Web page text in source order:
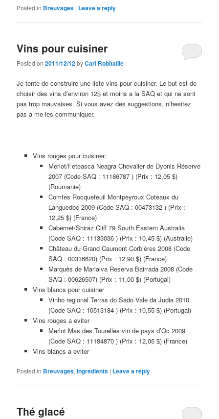
Posted in Breuvages | Leave a reply
Vins pour cuisiner
Posted on2011/12/12byCarl Robitaille
Je tente de construire une liste vins pour cuisiner. Le but est de
choisir des vins d’environ 12$ et moins a la SAQ et qui ne sont
pas trop mauvaises. Si vous avez des suggestions, n’hesitez
pas a me les communiquer.
Vins rouges pour cuisiner:
Merlot/Feteasca Neagra Chevalier de Dyonis Réserve
2007 (Code SAQ : 11186787 ) (Prix : 12,05 $)
(Roumanie)
Comtes Rocquefeuil Montpeyroux Coteaux du
Languedoc 2009 (Code SAQ : 00473132 ) (Prix :
12,25 $) (France)
Cabernet/Shiraz Cliff 79 South Eastern Australia
(Code SAQ : 11133036 ) (Prix : 10,45 $) (Australie)
Château du Grand Caumont Corbières 2008 (Code
SAQ : 00316620) (Prix : 12,90 $) (France)
Marquês de Marialva Reserva Bairrada 2008 (Code
SAQ : 00626507) (Prix : 11,00 $) (Portugal)
Vins blancs pour cuisiner
Vinho regional Terras do Sado Vale da Judia 2010
(Code SAQ : 10513184 ) (Prix : 10,55 $) (Portugal)
Vins rouges a eviter
Merlot Mas des Tourelles vin de pays d’Oc 2009
(Code SAQ : 11184870 ) (Prix : 12,05 $) (France)
Vins blancs a eviter
Posted in Breuvages,Ingredients | Leave a reply
Thé glacé